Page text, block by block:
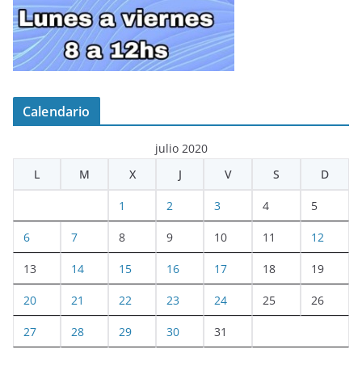
Calendario
julio 2020
L
M X J V S D
1 2 3 4 5
6 7 8 9 10 11 12
13 14 15 16 17 18 19
20 21 22 23 24 25 26
27 28 29 30 31